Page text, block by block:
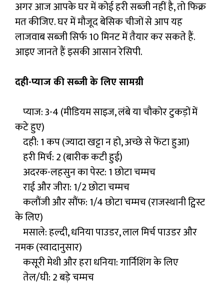
अगर आज आपके घर में कोई हरी सब्जी नहीं है, तो फिक्र
मत कीजिए. घर में मौजूद बेसिक चीजों से आप यह
लाजवाब सब्जी सिर्फ 10 मिनट में तैयार कर सकते हैं.
आइए जानते हैं इसकी आसान रेसिपी.
दही-प्याज की सब्जी के लिए सामग्री
प्याज: 3-4 (मीडियम साइज, लंबे या चौकोर टुकड़ों में
कटे हुए)
दही: 1 कप (ज्यादा खट्टा न हो, अच्छे से फेंटा हुआ)
हरी मिर्च: 2 (बारीक कटी हुई)
अदरक-लहसुन का पेस्ट: 1 छोटा चम्मच
राई और जीरा: 1/2 छोटा चम्मच
कलौंजी और सौंफ: 1/4 छोटा चम्मच (राजस्थानी ट्विस्ट
के लिए)
मसाले: हल्दी, धनिया पाउडर, लाल मिर्च पाउडर और
नमक (स्वादानुसार)
कसूरी मेथी और हरा धनिया: गार्निशिंग के लिए
तेल/घी: 2 बड़े चम्मच